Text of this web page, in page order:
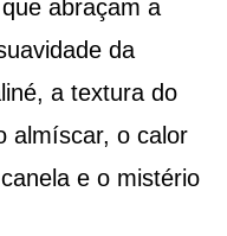
abraçam a
da
a textura do
almíscar, o calor
e o mistério